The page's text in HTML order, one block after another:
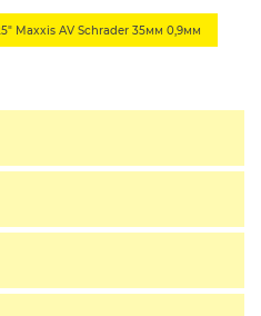
Maxxis AV Schrader 35мм 0,9мм